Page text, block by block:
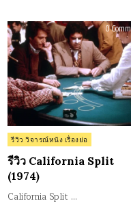
0
Posted
in
รีวิว วิจารณ์หนัง เรื่องย่อ
รีวิว California Split
(1974)
California Split …